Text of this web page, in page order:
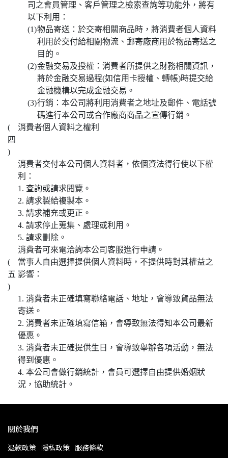
司之會員管理、客戶管理之檢索查詢等功能外，將有
以下利用：
(1)物品寄送：於交寄相關商品時，將消費者個人資料
利用於交付給相關物流、郵寄廠商用於物品寄送之
目的。
(2)金融交易及授權：消費者所提供之財務相關資訊，
將於金融交易過程(如信用卡授權、轉帳)時提交給
金融機構以完成金融交易。
(3)行銷：本公司將利用消費者之地址及郵件、電話號
碼進行本公司或合作廠商商品之宣傳行銷。
(
四
)
消費者個人資料之權利
消費者交付本公司個人資料者，依個資法得行使以下權
利：
1. 查詢或請求閱覽。
2. 請求製給複製本。
3. 請求補充或更正。
4. 請求停止蒐集、處理或利用。
5. 請求刪除。
消費者可來電洽詢本公司客服進行申請。
(
五
)
當事人自由選擇提供個人資料時，不提供時對其權益之
影響：
1. 消費者未正確填寫聯絡電話、地址，會導致貨品無法
寄送。
2. 消費者未正確填寫信箱，會導致無法得知本公司最新
優惠。
3. 消費者未正確提供生日，會導致舉辦各項活動，無法
得到優惠。
4. 本公司會做行銷統計，會員可選擇自由提供婚姻狀
況，協助統計。
關於我們
退款政策 隱私政策 服務條款